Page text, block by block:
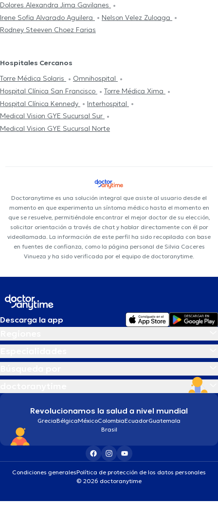
Dolores Alexandra Jima Gavilanes
Irene Sofia Alvarado Aguilera
Nelson Velez Zuloaga
Rodney Steeven Choez Farias
Hospitales Cercanos
Torre Médica Solaris
Omnihospital
Hospital Clínica San Francisco
Torre Médica Xima
Hospital Clínica Kennedy
Interhospital
Medical Vision GYE Sucursal Sur
Medical Vision GYE Sucursal Norte
Doctoranytime es una solución integral que asiste al usuario desde el
momento en que experimenta un síntoma médico hasta el momento en
que se resuelve, permitiéndole encontrar el mejor doctor de su elección,
solicitar orientación a través de chat y hablar directamente con él por
videollamada. La información de este perfil ha sido recopilada con base
en fuentes de confianza, como la página personal de Silvia Caceres
Vinueza y ha sido verificada por el equipo de doctoranytime.
Descarga la app
Revolucionamos la salud a nivel mundial
GreciaBélgicaMéxicoColombiaEcuadorGuatemala
Brasil
Condiciones generalesPolítica de protección de los datos personales
© 2026 doctoranytime